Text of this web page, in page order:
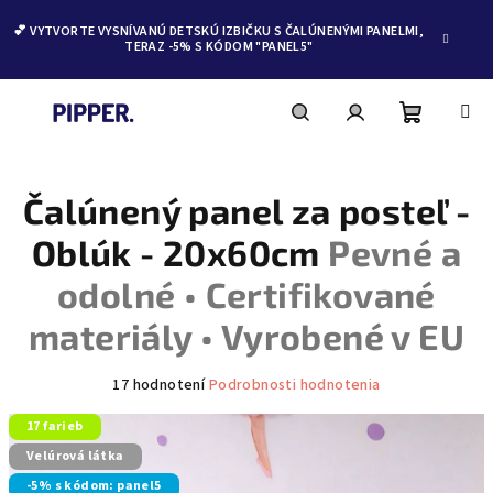
obsah
💕 VYTVORTE VYSNÍVANÚ DETSKÚ IZBIČKU S ČALÚNENÝMI PANELMI,
TERAZ -5% S KÓDOM "PANEL5"
košík
Čalúnený panel za posteľ -
Oblúk - 20x60cm Pevné a
odolné • Certifikované
materiály • Vyrobené v EU
produktu
je
5,0
17 hodnoteníPodrobnosti hodnotenia
17 farieb
Velúrová látka
-5% s kódom: panel5